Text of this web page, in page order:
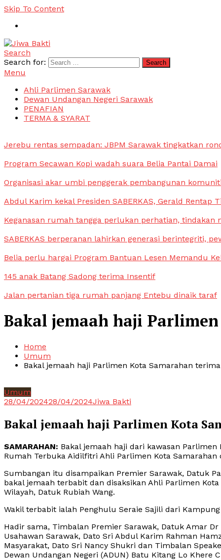
Skip To Content
Jiwa Bakti
Suara PBB Sarawak
Search
Search for:
Menu
Ahli Parlimen Sarawak
Dewan Undangan Negeri Sarawak
PENAFIAN
TERMA & SYARAT
Jerebu rentas sempadan: JBPM Sarawak tingkatkan
Program Secawan Kopi wadah suara Belia Pantai Damai
Organisasi akar umbi penggerak pembangunan
Abdul Karim kekal Presiden SABERKAS, Gerald Rentap
Keganasan rumah tangga perlukan perhatian, tindakan
SABERKAS berperanan lahirkan generasi berintegriti,
Belia perlu hargai Program Bantuan Lesen Memandu
145 anak Batang Sadong terima Insentif
Jalan pertanian tiga rumah panjang Entebu dinaik taraf
Bakal jemaah haji
Home
Umum
Bakal jemaah haji Parlimen Kota Samarahan
Umum
28/04/202428/04/2024Jiwa Bakti
Bakal jemaah haji Parlimen Kota
SAMARAHAN: Bakal jemaah haji dari kawasan
Rumah Terbuka Aidilfitri Ahli Parlimen Kota
Sumbangan itu disampaikan Premier Sarawak, Datuk
bakal jemaah terbabit dan disaksikan Ahli Parlimen
Wilayah, Datuk Rubiah Wang.
Wakil terbabit ialah Penghulu Seraie Sajili dari
Hadir sama, Timbalan Premier Sarawak, Datuk Amar
Usahawan Sarawak, Dato Sri Abdul Karim Rahman
Masyarakat, Dato Sri Nancy Shukri dan Timbalan
Dewan Undangan Negeri (ADUN) Batu Kitang Lo Khere